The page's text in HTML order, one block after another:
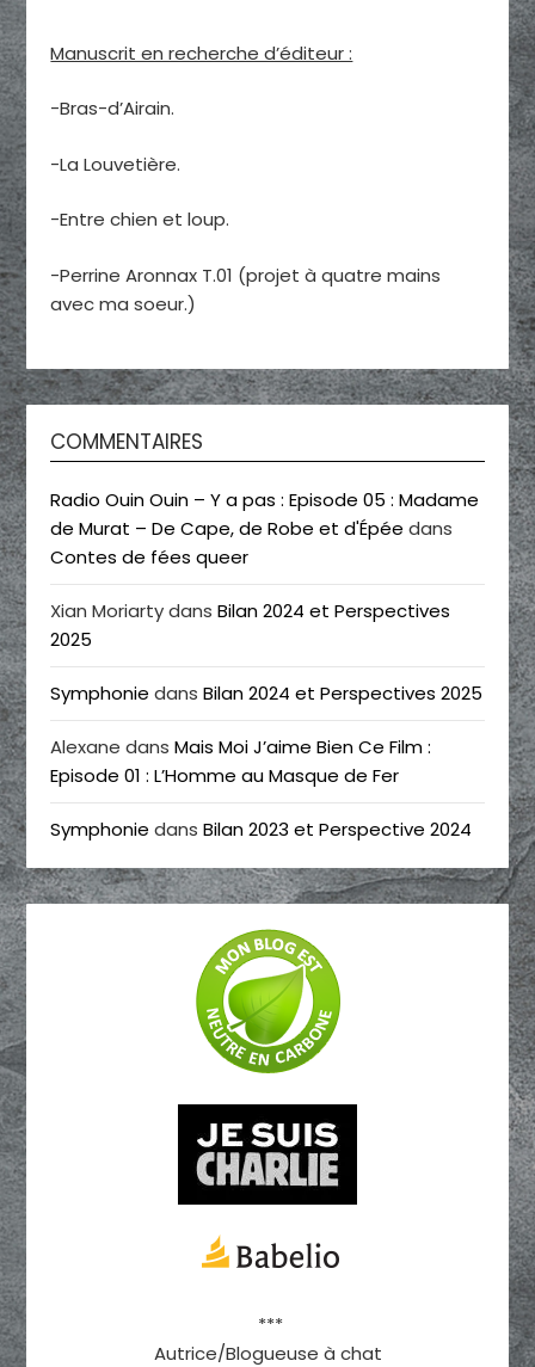
Manuscrit en recherche d’éditeur :
-Bras-d’Airain.
-La Louvetière.
-Entre chien et loup.
-Perrine Aronnax T.01 (projet à quatre mains
avec ma soeur.)
COMMENTAIRES
Radio Ouin Ouin – Y a pas : Episode 05 : Madame
de Murat – De Cape, de Robe et d'Épée dans
Contes de fées queer
Xian MoriartydansBilan 2024 et Perspectives
2025
Symphonie dansBilan 2024 et Perspectives 2025
Alexane dansMais Moi J’aime Bien Ce Film :
Episode 01 : L’Homme au Masque de Fer
Symphonie dansBilan 2023 et Perspective 2024
***
Autrice/Blogueuse à chat